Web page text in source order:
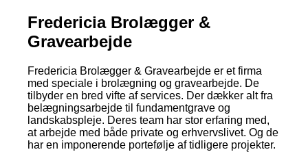
Fredericia Brolægger &
Gravearbejde
Fredericia Brolægger & Gravearbejde er et firma
med speciale i brolægning og gravearbejde. De
tilbyder en bred vifte af services. Der dækker alt fra
belægningsarbejde til fundamentgrave og
landskabspleje. Deres team har stor erfaring med,
at arbejde med både private og erhvervslivet. Og de
har en imponerende portefølje af tidligere projekter.